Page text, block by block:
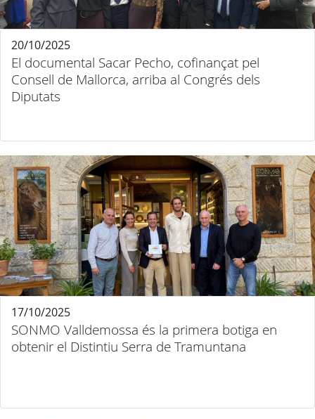
El documental Sacar Pecho, cofinançat pel
Consell de Mallorca, arriba al Congrés dels
Diputats
20/10/2025
SONMO Valldemossa és la primera botiga en
obtenir el Distintiu Serra de Tramuntana
17/10/2025